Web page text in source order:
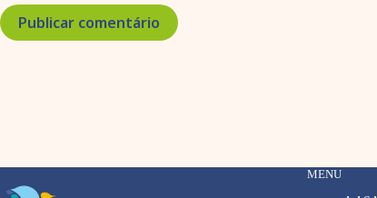
Publicar comentário
MENU